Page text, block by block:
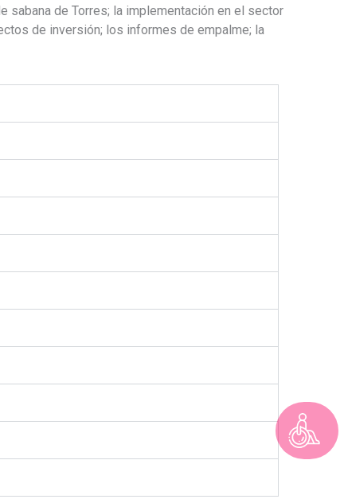
sabana de Torres; la implementación en el sector
de inversión; los informes de empalme; la